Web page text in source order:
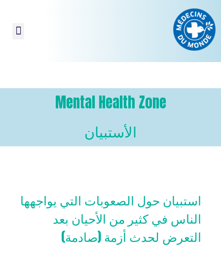
Mental Health Zone
الأستبيان
استبيان حول الصعوبات التي يواجهها
الناس في كثير من الأحيان بعد
التعرض لحدث أزمة (صادمة)